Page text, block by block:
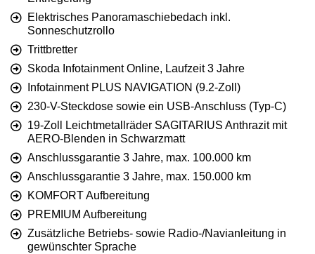
Elektrisches Panoramaschiebedach inkl.
Sonneschutzrollo
Trittbretter
Skoda Infotainment Online, Laufzeit 3 Jahre
Infotainment PLUS NAVIGATION (9.2-Zoll)
230-V-Steckdose sowie ein USB-Anschluss (Typ-C)
19-Zoll Leichtmetallräder SAGITARIUS Anthrazit mit
AERO-Blenden in Schwarzmatt
Anschlussgarantie 3 Jahre, max. 100.000 km
Anschlussgarantie 3 Jahre, max. 150.000 km
KOMFORT Aufbereitung
PREMIUM Aufbereitung
Zusätzliche Betriebs- sowie Radio-/Navianleitung in
gewünschter Sprache